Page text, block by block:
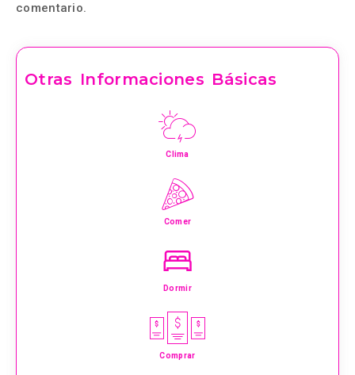
comentario.
Otras Informaciones Básicas
Clima
Comer
Dormir
Comprar